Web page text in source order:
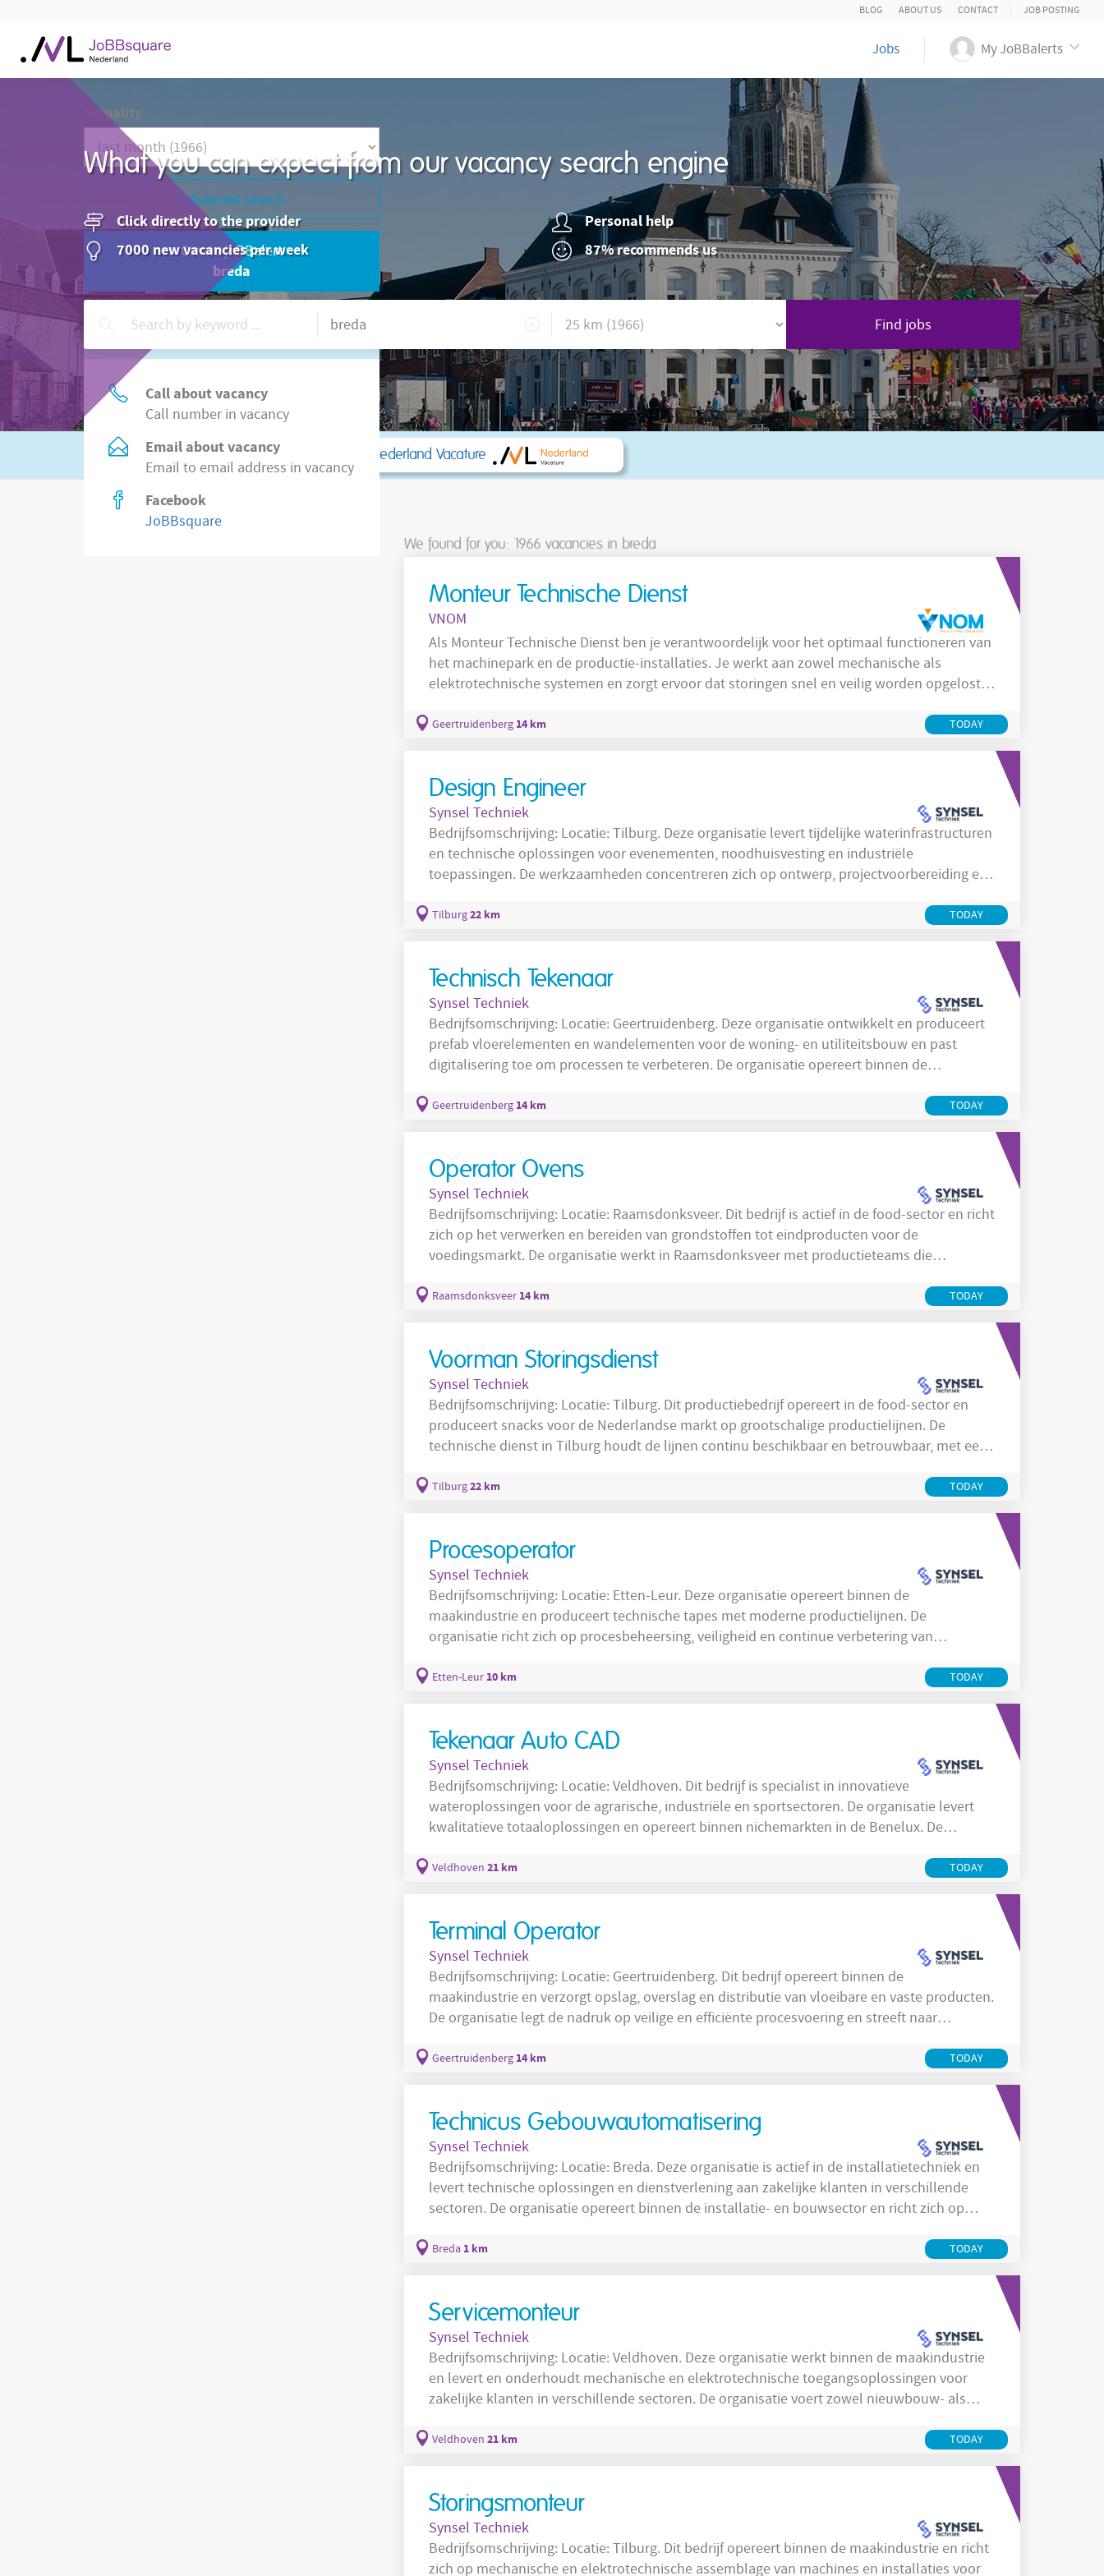
BLOG ABOUT US CONTACT JOB POSTING
Jobs My JoBBalerts
What you can expect from our vacancy search engine
Click directly to the provider
Personal help
7000 new vacancies per week
87% recommends us
Find jobs
Or search in8.500 jobs from employers at Nederland Vacature
Actuality
Advanced search
Create joBBalert
breda
Call about vacancy
Call number in vacancy
Email about vacancy
Email to email address in vacancy
Facebook
JoBBsquare
We found for you: 1966 vacancies in breda
Monteur Technische Dienst
VNOM
Als Monteur Technische Dienst ben je verantwoordelijk voor het optimaal functioneren van
het machinepark en de productie-installaties. Je werkt aan zowel mechanische als
elektrotechnische systemen en zorgt ervoor dat storingen snel en veilig worden opgelost.
productieproces binnen een moderne industriële omgeving. Uitvoeren van preventief en
Geertruidenberg 14 km TODAY
Design Engineer
Synsel Techniek
Bedrijfsomschrijving: Locatie: Tilburg. Deze organisatie levert tijdelijke waterinfrastructuren
en technische oplossingen voor evenementen, noodhuisvesting en industriële
toepassingen. De werkzaamheden concentreren zich op ontwerp, projectvoorbereiding en
aan wereldwijde projecten waarbij het engineeringteam samenwerkt met sales,
Tilburg22 km TODAY
Technisch Tekenaar
Synsel Techniek
Bedrijfsomschrijving: Locatie: Geertruidenberg. Deze organisatie ontwikkelt en produceert
prefab vloerelementen en wandelementen voor de woning- en utiliteitsbouw en past
digitalisering toe om processen te verbeteren. De organisatie opereert binnen de
verminderen en de bouwpraktijk verduurzamen. In Geertruidenberg werken medewerkers
Geertruidenberg 14 km TODAY
Operator Ovens
Synsel Techniek
Bedrijfsomschrijving: Locatie: Raamsdonksveer. Dit bedrijf is actief in de food-sector en richt
zich op het verwerken en bereiden van grondstoffen tot eindproducten voor de
voedingsmarkt. De organisatie werkt in Raamsdonksveer met productieteams die
voedselveiligheid. Medewerkers voeren routinematige en specialistische taken uit op de
Raamsdonksveer 14 km TODAY
Voorman Storingsdienst
Synsel Techniek
Bedrijfsomschrijving: Locatie: Tilburg. Dit productiebedrijf opereert in de food-sector en
produceert snacks voor de Nederlandse markt op grootschalige productielijnen. De
technische dienst in Tilburg houdt de lijnen continu beschikbaar en betrouwbaar, met een
technici en monteurs die mechanische, hydraulische, pneumatische en elektrische
Tilburg22 km TODAY
Procesoperator
Synsel Techniek
Bedrijfsomschrijving: Locatie: Etten-Leur. Deze organisatie opereert binnen de
maakindustrie en produceert technische tapes met moderne productielijnen. De
organisatie richt zich op procesbeheersing, veiligheid en continue verbetering van
afstemming en procescontrole essentieel zijn. Medewerkers werken met periodieke
Etten-Leur 10 km TODAY
Tekenaar Auto CAD
Synsel Techniek
Bedrijfsomschrijving: Locatie: Veldhoven. Dit bedrijf is specialist in innovatieve
wateroplossingen voor de agrarische, industriële en sportsectoren. De organisatie levert
kwalitatieve totaaloplossingen en opereert binnen nichemarkten in de Benelux. De
sterke focus op kwaliteitsdenken in alle werkzaamheden. Medewerkers werken in een
Veldhoven 21 km TODAY
Terminal Operator
Synsel Techniek
Bedrijfsomschrijving: Locatie: Geertruidenberg. Dit bedrijf opereert binnen de
maakindustrie en verzorgt opslag, overslag en distributie van vloeibare en vaste producten.
De organisatie legt de nadruk op veilige en efficiënte procesvoering en streeft naar
veiligheids- en kwaliteitsnormen en krijgen ruimte om technische vaardigheden verder te
Geertruidenberg 14 km TODAY
Technicus Gebouwautomatisering
Synsel Techniek
Bedrijfsomschrijving: Locatie: Breda. Deze organisatie is actief in de installatietechniek en
levert technische oplossingen en dienstverlening aan zakelijke klanten in verschillende
sectoren. De organisatie opereert binnen de installatie- en bouwsector en richt zich op
lagere operationele kosten voor opdrachtgevers. In Breda werk je in een praktijkomgeving
Breda 1 km TODAY
Servicemonteur
Synsel Techniek
Bedrijfsomschrijving: Locatie: Veldhoven. Deze organisatie werkt binnen de maakindustrie
en levert en onderhoudt mechanische en elektrotechnische toegangsoplossingen voor
zakelijke klanten in verschillende sectoren. De organisatie voert zowel nieuwbouw- als
automatische poorten, slagbomen en toegangscontrolesystemen. In de regio Veldhoven
Veldhoven 21 km TODAY
Storingsmonteur
Synsel Techniek
Bedrijfsomschrijving: Locatie: Tilburg. Dit bedrijf opereert binnen de maakindustrie en richt
zich op mechanische en elektrotechnische assemblage van machines en installaties voor